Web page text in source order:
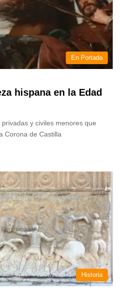
En Portada
hispana en la Edad
y civiles menores que
Corona de Castilla
Historia